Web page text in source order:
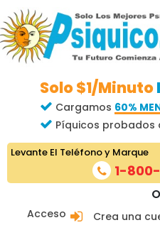
Solo $1/Minuto
Cargamos 60%
Píquicos
Acceso Crea una
Levante El Teléfono y Marque
1-